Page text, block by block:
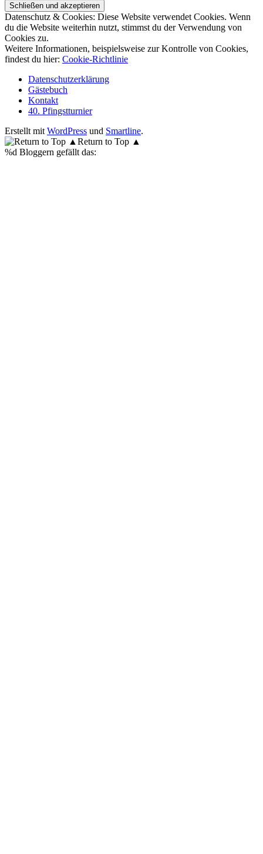
Datenschutz & Cookies: Diese Website verwendet Cookies. Wenn
du die Website weiterhin nutzt, stimmst du der Verwendung von
Cookies zu.
Weitere Informationen, beispielsweise zur Kontrolle von Cookies,
findest du hier: Cookie-Richtlinie
Datenschutzerklärung
Gästebuch
Kontakt
40. Pfingstturnier
Erstellt mit WordPress und Smartline.
Return to Top ▲
%d Bloggern gefällt das: